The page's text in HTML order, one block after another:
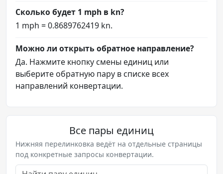
Сколько будет 1 mph в kn?
1 mph = 0.8689762419 kn.
Можно ли открыть обратное направление?
Да. Нажмите кнопку смены единиц или
выберите обратную пару в списке всех
направлений конвертации.
Все пары единиц
Нижняя перелинковка ведёт на отдельные страницы
под конкретные запросы конвертации.